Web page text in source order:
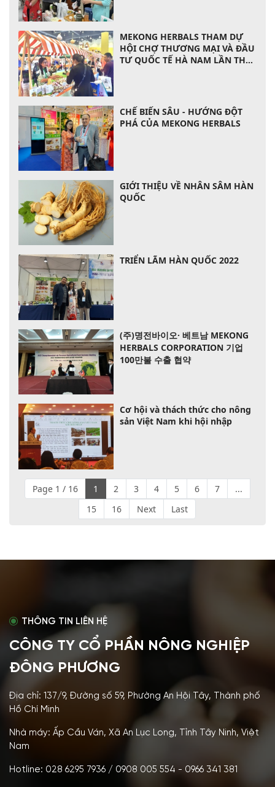
MEKONG HERBALS THAM DỰ
HỘI CHỢ THƯƠNG MẠI VÀ ĐẦU
TƯ QUỐC TẾ HÀ NAM LẦN THỨ
CHẾ BIẾN SÂU - HƯỚNG ĐỘT
PHÁ CỦA MEKONG HERBALS
GIỚI THIỆU VỀ NHÂN SÂM HÀN
QUỐC
TRIỂN LÃM HÀN QUỐC 2022
(주)명전바이오· 베트남 MEKONG
HERBALS CORPORATION 기업
100만불 수출 협약
Cơ hội và thách thức cho nông
sản Việt Nam khi hội nhập
Page 1 / 16 1 2 3 4 5 6 7
...
15
16 Next Last
THÔNG TIN LIÊN HỆ
CÔNG TY CỔ PHẦN NÔNG NGHIỆP
ĐÔNG PHƯƠNG
Địa chỉ: 137/9, Đường số 59, Phường An Hội Tây, Thành phố
Hồ Chí Minh
Nhà máy: Ấp Cầu Ván, Xã An Lục Long, Tỉnh Tây Ninh, Việt
Nam
Hotline: 028 6295 7936 / 0908 005 554 - 0966 341 381